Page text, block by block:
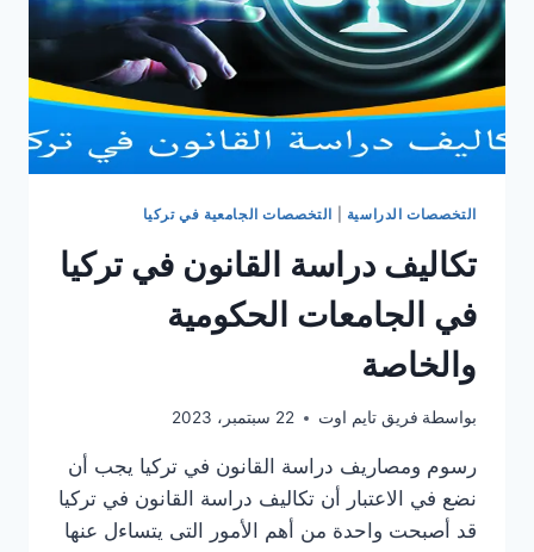
التخصصات الدراسية التخصصات الجامعية في تركيا
تكاليف دراسة القانون في تركيا
في الجامعات الحكومية
والخاصة
بواسطة فريق تايم اوت 22 سبتمبر، 2023
رسوم ومصاريف دراسة القانون في تركيا يجب أن
نضع في الاعتبار أن تكاليف دراسة القانون في تركيا
قد أصبحت واحدة من أهم الأمور التى يتساءل عنها